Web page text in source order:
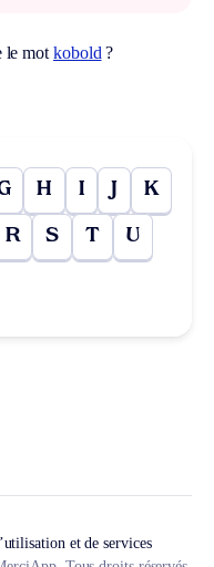
le mot kobold ?
H I J K
R S T U
et de services